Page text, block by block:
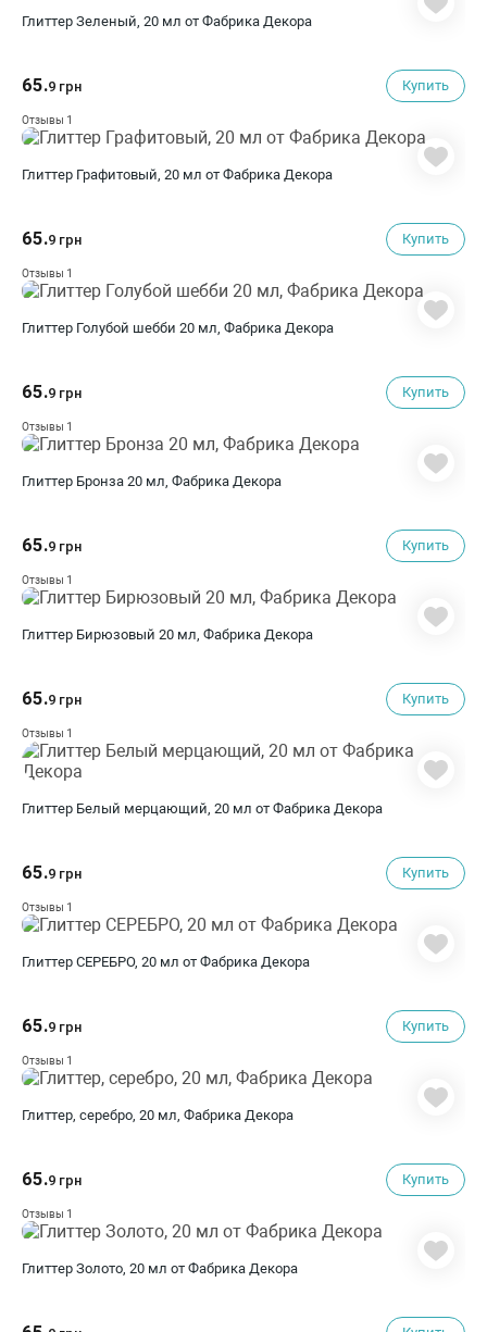
Глиттер Зеленый, 20 мл от Фабрика Декора
65.9 грн Купить
Отзывы 1
Глиттер Графитовый, 20 мл от Фабрика Декора
65.9 грн Купить
Отзывы 1
Глиттер Голубой шебби 20 мл, Фабрика Декора
65.9 грн Купить
Отзывы 1
Глиттер Бронза 20 мл, Фабрика Декора
65.9 грн Купить
Отзывы 1
Глиттер Бирюзовый 20 мл, Фабрика Декора
65.9 грн Купить
Отзывы 1
Глиттер Белый мерцающий, 20 мл от Фабрика Декора
65.9 грн Купить
Отзывы 1
Глиттер СЕРЕБРО, 20 мл от Фабрика Декора
65.9 грн Купить
Отзывы 1
Глиттер, серебро, 20 мл, Фабрика Декора
65.9 грн Купить
Отзывы 1
Глиттер Золото, 20 мл от Фабрика Декора